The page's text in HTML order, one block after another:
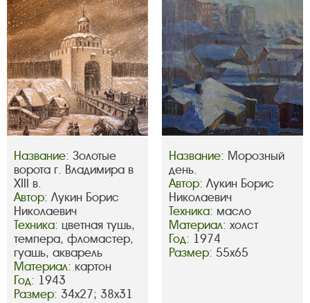
Название: Золотые
ворота г. Владимира в
XIII в.
Автор: Лукин Борис
Николаевич
Техника: цветная тушь,
темпера, фломастер,
гуашь, акварель
Материал: картон
Год: 1943
Размер: 34х27; 38х31
Название: Морозный
день.
Автор: Лукин Борис
Николаевич
Техника: масло
Материал: холст
Год: 1974
Размер: 55х65